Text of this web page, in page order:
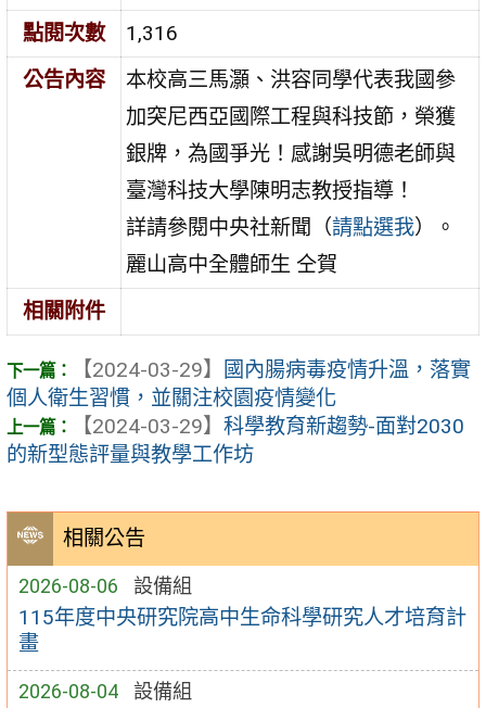
相關公告
2026-08-06 設備組
115年度中央研究院高中生命科學研究人才培育計
畫
2026-08-04 設備組
點閱次數
1,316
公告內容
本校高三馬灝、洪容同學代表我國參
加突尼西亞國際工程與科技節，榮獲
銀牌，為國爭光！感謝吳明德老師與
臺灣科技大學陳明志教授指導！
詳請參閱中央社新聞（請點選我）。
麗山高中全體師生 仝賀
相關附件
【2024-03-29】
國內腸病毒疫情升溫，落實
個人衛生習慣，並關注校園疫情變化
【2024-03-29】 科學教育新趨勢-面對2030
的新型態評量與教學工作坊